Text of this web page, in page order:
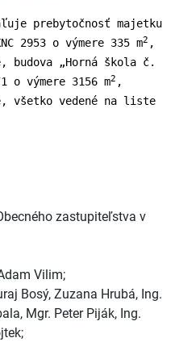
prebytočnosť majetku
2953 o výmere 335 m2 ,
budova „Horná škola č.
o výmere 3156 m2 ,
všetko vedené na liste
zastupiteľstva v
Vilim;
Bosý, Zuzana Hrubá, Ing.
Mgr. Peter Piják, Ing.